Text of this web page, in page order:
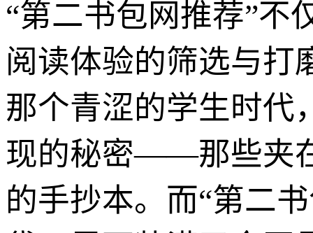
“第二书包网推荐”不
阅读体验的筛选与打
那个青涩的学生时代
现的秘密——那些夹
的手抄本。而“第二